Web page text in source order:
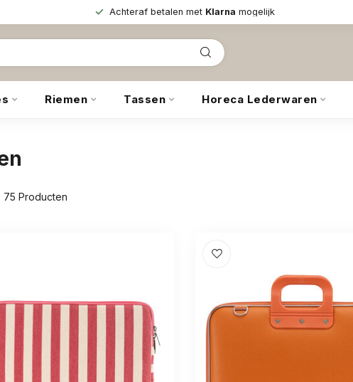
Achteraf betalen met Klarna mogelijk
Riemen Tassen Horeca Lederwaren
75 Producten